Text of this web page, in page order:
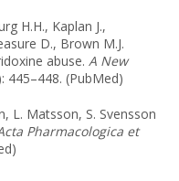
H.H., Kaplan J.,
D., Brown M.J.
abuse. A New
445–448. (PubMed)
L. Matsson, S. Svensson
Pharmacologica et